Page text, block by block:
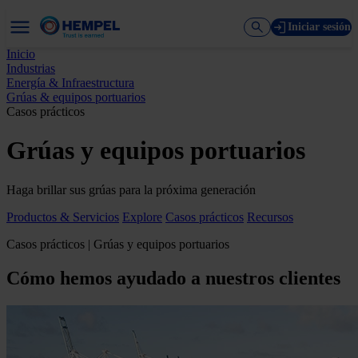
Iniciar sesión
Inicio
Industrias
Energía & Infraestructura
Grúas & equipos portuarios
Casos prácticos
Grúas y equipos portuarios
Haga brillar sus grúas para la próxima generación
Productos & Servicios Explore Casos prácticos Recursos
Casos prácticos | Grúas y equipos portuarios
Cómo hemos ayudado a nuestros clientes